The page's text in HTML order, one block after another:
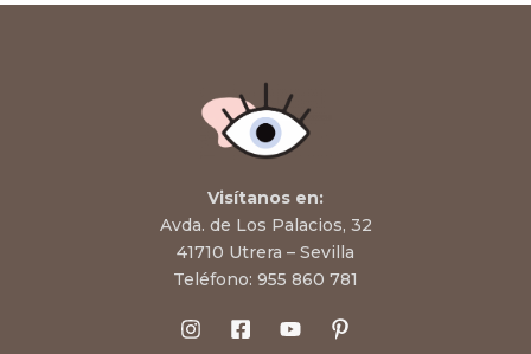
Visítanos en:
Avda. de Los Palacios, 32
41710 Utrera – Sevilla
Teléfono: 955 860 781